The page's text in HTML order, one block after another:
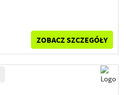
ZOBACZ SZCZEGÓŁY